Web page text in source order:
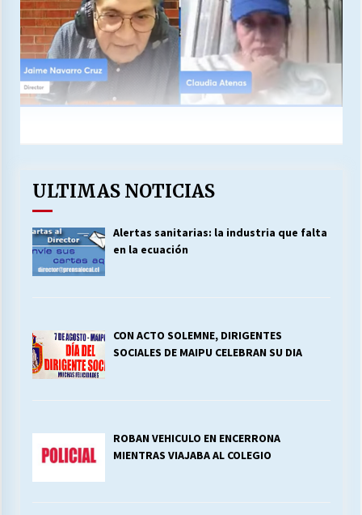
ULTIMAS NOTICIAS
Alertas sanitarias: la industria que falta
en la ecuación
CON ACTO SOLEMNE, DIRIGENTES
SOCIALES DE MAIPU CELEBRAN SU DIA
ROBAN VEHICULO EN ENCERRONA
MIENTRAS VIAJABA AL COLEGIO